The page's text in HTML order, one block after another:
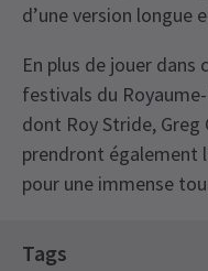
d’une version longue
En plus de jouer dans
festivals du
dont Roy Stride, Greg
prendront également
pour une immense
Tags